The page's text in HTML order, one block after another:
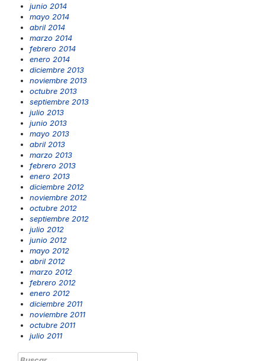
junio 2014
mayo 2014
abril 2014
marzo 2014
febrero 2014
enero 2014
diciembre 2013
noviembre 2013
octubre 2013
septiembre 2013
julio 2013
junio 2013
mayo 2013
abril 2013
marzo 2013
febrero 2013
enero 2013
diciembre 2012
noviembre 2012
octubre 2012
septiembre 2012
julio 2012
junio 2012
mayo 2012
abril 2012
marzo 2012
febrero 2012
enero 2012
diciembre 2011
noviembre 2011
octubre 2011
julio 2011
Buscar: